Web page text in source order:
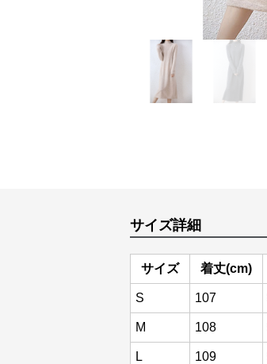
サイズ詳細
サイズ 着丈(cm)
S 107
M 108
L 109